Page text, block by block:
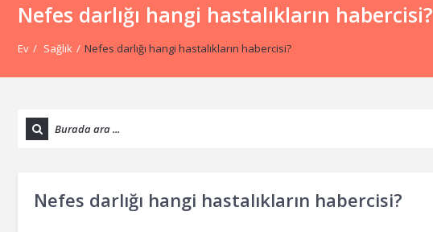
Nefes darlığı hangi hastalıkların habercisi?
Ev / Sağlık / Nefes darlığı hangi hastalıkların habercisi?
Nefes darlığı hangi hastalıkların habercisi?